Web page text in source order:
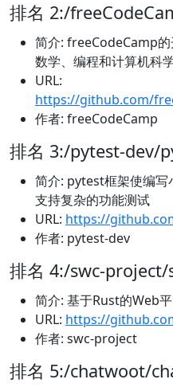
排名 2:/
简介: freeCodeCamp
数学、编程和计算机科学
URL:
https://github.com/
作者: freeCodeCamp
排名 3:/pytest-dev/
简介: pytest框架使编写
支持复杂的功能测试
URL: https://
作者: pytest-dev
排名 4:/swc-project/
简介: 基于Rust的Web
URL: https://
作者: swc-project
排名 5:/chatwoot/